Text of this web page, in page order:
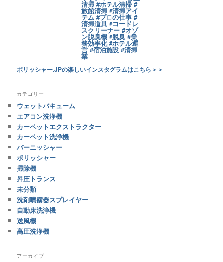
ポリッシャー.JPの楽しいインスタグラムはこちら＞＞
カテゴリー
ウェットバキューム
エアコン洗浄機
カーペットエクストラクター
カーペット洗浄機
バーニッシャー
ポリッシャー
掃除機
昇圧トランス
未分類
洗剤噴霧器スプレイヤー
自動床洗浄機
送風機
高圧洗浄機
アーカイブ